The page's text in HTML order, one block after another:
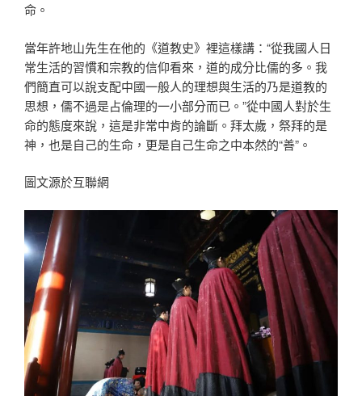
命。
當年許地山先生在他的《道教史》裡這樣講：“從我國人日
常生活的習慣和宗教的信仰看來，道的成分比儒的多。我
們簡直可以說支配中國一般人的理想與生活的乃是道教的
思想，儒不過是占倫理的一小部分而已。”從中國人對於生
命的態度來說，這是非常中肯的論斷。拜太歲，祭拜的是
神，也是自己的生命，更是自己生命之中本然的“善”。
圖文源於互聯網